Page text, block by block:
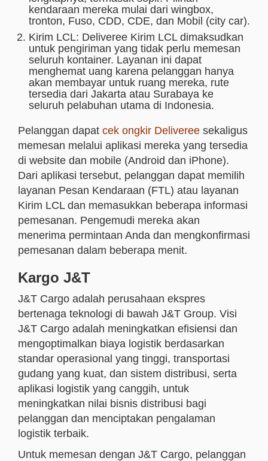
kendaraan mereka mulai dari wingbox,
tronton, Fuso, CDD, CDE, dan Mobil (city car).
Kirim LCL: Deliveree Kirim LCL dimaksudkan
untuk pengiriman yang tidak perlu memesan
seluruh kontainer. Layanan ini dapat
menghemat uang karena pelanggan hanya
akan membayar untuk ruang mereka, rute
tersedia dari Jakarta atau Surabaya ke
seluruh pelabuhan utama di Indonesia.
Pelanggan dapat cek ongkir Deliveree sekaligus
memesan melalui aplikasi mereka yang tersedia
di website dan mobile (Android dan iPhone).
Dari aplikasi tersebut, pelanggan dapat memilih
layanan Pesan Kendaraan (FTL) atau layanan
Kirim LCL dan memasukkan beberapa informasi
pemesanan. Pengemudi mereka akan
menerima permintaan Anda dan mengkonfirmasi
pemesanan dalam beberapa menit.
Kargo J&T
J&T Cargo adalah perusahaan ekspres
bertenaga teknologi di bawah J&T Group. Visi
J&T Cargo adalah meningkatkan efisiensi dan
mengoptimalkan biaya logistik berdasarkan
standar operasional yang tinggi, transportasi
gudang yang kuat, dan sistem distribusi, serta
aplikasi logistik yang canggih, untuk
meningkatkan nilai bisnis distribusi bagi
pelanggan dan menciptakan pengalaman
logistik terbaik.
Untuk memesan dengan J&T Cargo, pelanggan